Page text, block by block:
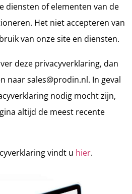
diensten of elementen van de
Het niet accepteren van
van onze site en diensten.
deze privacyverklaring, dan
naar sales@prodin.nl. In geval
nodig mocht zijn,
altijd de meest recente
vindt u hier.